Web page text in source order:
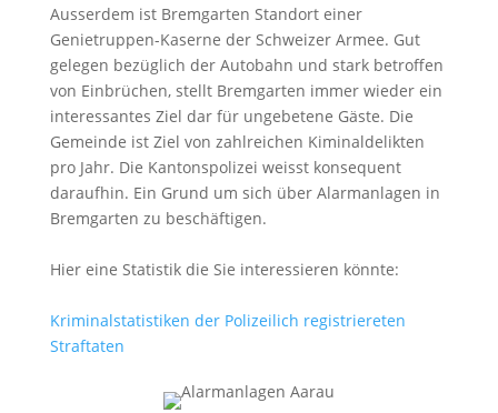
Ausserdem ist Bremgarten Standort einer
Genietruppen-Kaserne der Schweizer Armee. Gut
gelegen bezüglich der Autobahn und stark betroffen
von Einbrüchen, stellt Bremgarten immer wieder ein
interessantes Ziel dar für ungebetene Gäste. Die
Gemeinde ist Ziel von zahlreichen Kiminaldelikten
pro Jahr. Die Kantonspolizei weisst konsequent
daraufhin. Ein Grund um sich über Alarmanlagen in
Bremgarten zu beschäftigen.
Hier eine Statistik die Sie interessieren könnte:
Kriminalstatistiken der Polizeilich registriereten
Straftaten